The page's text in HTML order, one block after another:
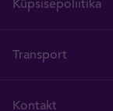
Küpsisepoliitika
Transport
Kontakt